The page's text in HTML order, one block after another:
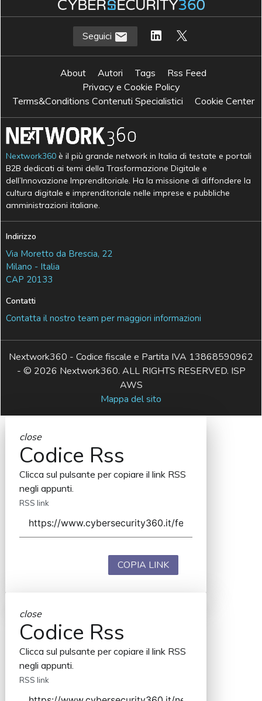
Seguici
About Autori Tags
Rss Feed
Privacy e Cookie Policy
Terms&Conditions Contenuti Specialistici
Cookie Center
Nextwork360 è il più grande network in Italia di testate e portali
B2B dedicati ai temi della Trasformazione Digitale e
dell’Innovazione Imprenditoriale. Ha la missione di diffondere la
cultura digitale e imprenditoriale nelle imprese e pubbliche
amministrazioni italiane.
Indirizzo
Via Moretto da Brescia, 22
Milano - Italia
CAP 20133
Contatti
Contatta il nostro team per maggiori informazioni
Nextwork360 - Codice fiscale e Partita IVA 13868590962
- © 2026 Nextwork360. ALL RIGHTS RESERVED. ISP
AWS
Mappa del sito
close
Codice Rss
Clicca sul pulsante per copiare il link RSS
negli appunti.
RSS link
COPIA LINK
close
Codice Rss
Clicca sul pulsante per copiare il link RSS
negli appunti.
RSS link